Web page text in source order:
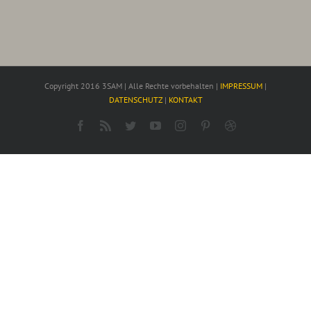
Copyright 2016 3SAM | Alle Rechte vorbehalten | IMPRESSUM |
DATENSCHUTZ| KONTAKT
Facebook
Rss TwitterYouTubeInstagramPinterestDribbble